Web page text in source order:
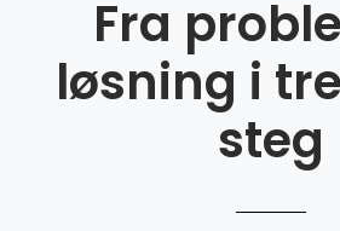
Fra
løsning i
steg